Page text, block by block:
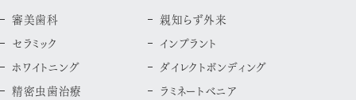
審美歯科
セラミック
ホワイトニング
精密虫歯治療
親知らず外来
インプラント
ダイレクトボンディング
ラミネートべニア